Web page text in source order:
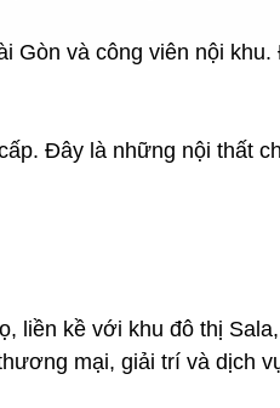
Gòn và công viên nội
Đây là những nội thất
liền kề với khu đô thị Sala,
mại, giải trí và dịch